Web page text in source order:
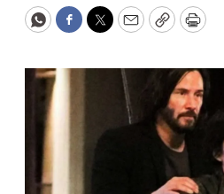
WhatsApp
Facebook
Twitter
EmailCopyPrint